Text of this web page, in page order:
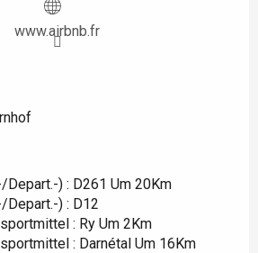
www.airbnb.fr
) : D261 Um 20Km
Depart.-) : D12
: Ry Um 2Km
: Darnétal Um 16Km